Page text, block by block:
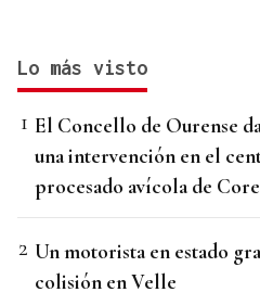
Lo más visto
El Concello de Ourense
una intervención en el
procesado avícola de
Un motorista en estado
colisión en Velle